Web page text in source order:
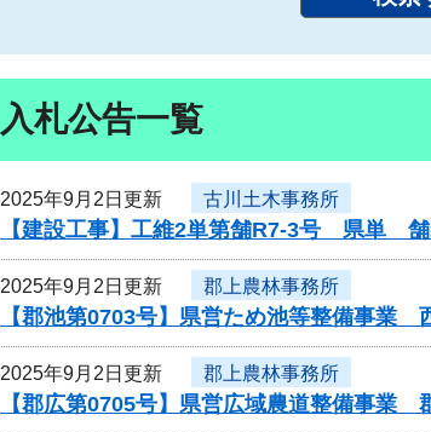
入札公告一覧
2025年9月2日更新 古川土木事務所
【建設工事】工維2単第舗R7-3号 県単
2025年9月2日更新 郡上農林事務所
【郡池第0703号】県営ため池等整備事
2025年9月2日更新 郡上農林事務所
【郡広第0705号】県営広域農道整備事業